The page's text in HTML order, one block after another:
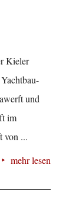
Kieler
und
im
von ...
mehr lesen